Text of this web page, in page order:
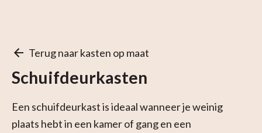
Terug naar kasten op maat
Schuifdeurkasten
Een schuifdeurkast is ideaal wanneer je weinig
plaats hebt in een kamer of gang en een